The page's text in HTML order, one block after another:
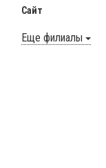
Сайт
Еще филиалы